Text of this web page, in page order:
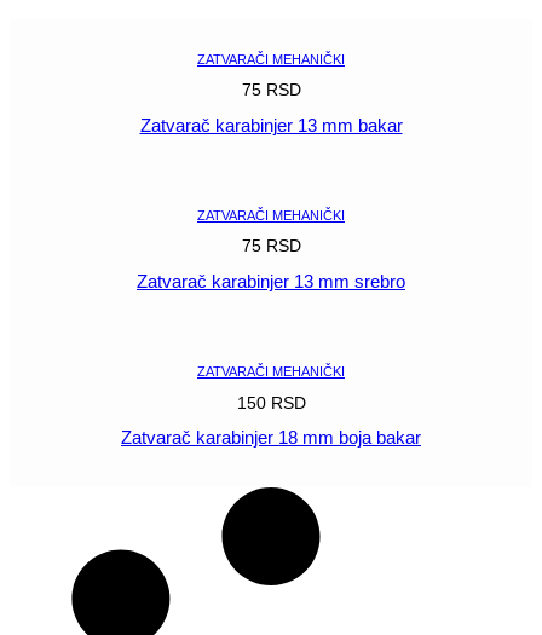
ZATVARAČI MEHANIČKI
75 RSD
Zatvarač karabinjer 13 mm bakar
ZATVARAČI MEHANIČKI
75 RSD
Zatvarač karabinjer 13 mm srebro
ZATVARAČI MEHANIČKI
150 RSD
Zatvarač karabinjer 18 mm boja bakar